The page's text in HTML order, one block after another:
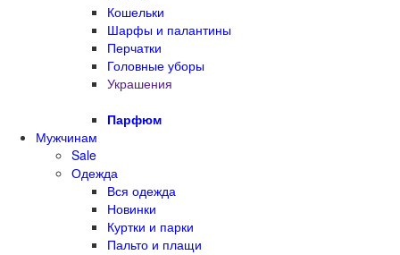
Кошельки
Шарфы и палантины
Перчатки
Головные уборы
Украшения
Парфюм
Мужчинам
Sale
Одежда
Вся одежда
Новинки
Куртки и парки
Пальто и плащи